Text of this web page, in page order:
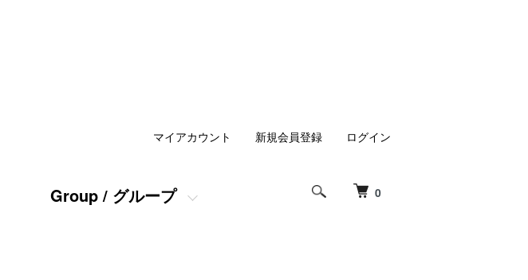
0
Group / グループ
マイアカウント 新規会員登録 ログイン